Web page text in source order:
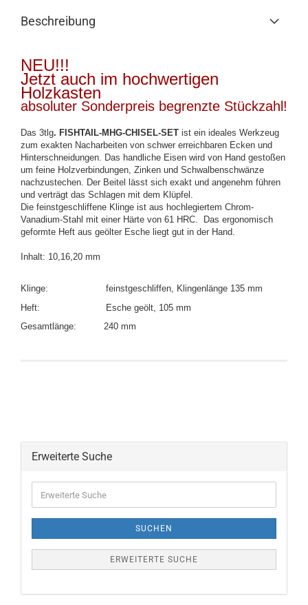
Beschreibung
NEU!!!
Jetzt auch im hochwertigen
Holzkasten
absoluter Sonderpreis begrenzte Stückzahl!
Das 3tlg. FISHTAIL-MHG-CHISEL-SET ist ein ideales Werkzeug
zum exakten Nacharbeiten von schwer erreichbaren Ecken und
Hinterschneidungen. Das handliche Eisen wird von Hand gestoßen
um feine Holzverbindungen, Zinken und Schwalbenschwänze
nachzustechen. Der Beitel lässt sich exakt und angenehm führen
und verträgt das Schlagen mit dem Klüpfel.
Die feinstgeschliffene Klinge ist aus hochlegiertem Chrom-
Vanadium-Stahl mit einer Härte von 61 HRC.
Das ergonomisch
geformte Heft aus geölter Esche liegt gut in der Hand.
Inhalt: 10,16,20 mm
Klinge: feinstgeschliffen, Klingenlänge 135 mm
Heft: Esche geölt, 105 mm
Gesamtlänge: 240 mm
Erweiterte Suche
SUCHEN
ERWEITERTE SUCHE